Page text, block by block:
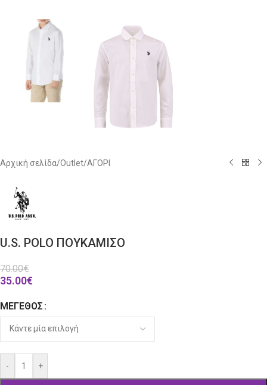
Αρχική σελίδα/Outlet/ΑΓΟΡΙ
U.S. POLO ΠΟΥΚΑΜΙΣΟ
70.00€
35.00€
ΜΈΓΕΘΟΣ
- +
Alternative: